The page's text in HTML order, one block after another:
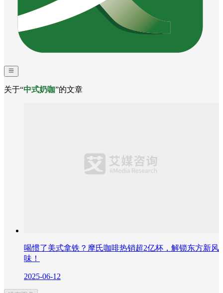
关于“中式奶咖”的文章
喝惯了美式拿铁？摩氏咖啡热销超2亿杯，解锁东方新风
味！
2025-06-12